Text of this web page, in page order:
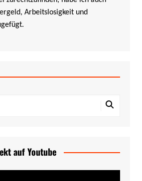
Arbeitslosigkeit und
auf Youtube